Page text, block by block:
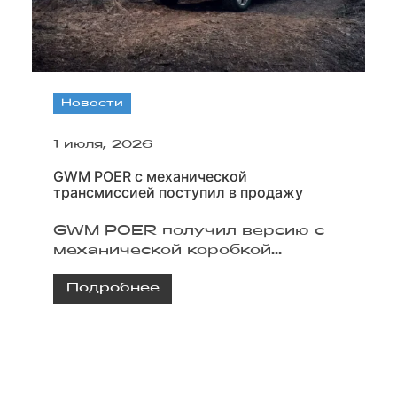
Новости
1 июля, 2026
GWM POER с механической
трансмиссией поступил в продажу
GWM POER получил версию с
механической коробкой
полным приводом.
Подробнее